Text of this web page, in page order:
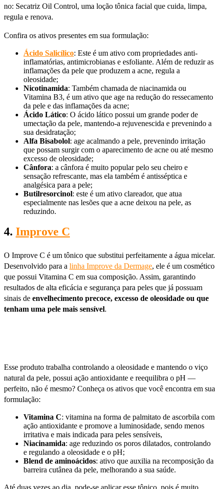
no: Secatriz Oil Control, uma loção tônica facial que cuida, limpa,
regula e renova.
Confira os ativos presentes em sua formulação:
Ácido Salicílico: Este é um ativo com propriedades anti-
inflamatórias, antimicrobianas e esfoliante. Além de reduzir as
inflamações da pele que produzem a acne, regula a
oleosidade;
Nicotinamida: Também chamada de niacinamida ou
Vitamina B3, é um ativo que age na redução do ressecamento
da pele e das inflamações da acne;
Ácido Lático: O ácido lático possui um grande poder de
umectação da pele, mantendo-a rejuvenescida e prevenindo a
sua desidratação;
Alfa Bisabolol: age acalmando a pele, prevenindo irritação
que possam surgir com o aparecimento de acne ou até mesmo
excesso de oleosidade;
Cânfora: a cânfora é muito popular pelo seu cheiro e
sensação refrescante, mas ela também é antisséptica e
analgésica para a pele;
Butilresorcinol: este é um ativo clareador, que atua
especialmente nas lesões que a acne deixou na pele, as
reduzindo.
4. Improve C
O Improve C é um tônico que substitui perfeitamente a água micelar.
Desenvolvido para a linha Improve da Dermage, ele é um cosmético
que possui Vitamina C em sua composição. Assim, garantindo
resultados de alta eficácia e segurança para peles que já possuam
sinais de envelhecimento precoce, excesso de oleosidade ou que
tenham uma pele mais sensível.
Esse produto trabalha controlando a oleosidade e mantendo o viço
natural da pele, possui ação antioxidante e reequilibra o pH —
perfeito, não é mesmo? Conheça os ativos que você encontra em sua
formulação:
Vitamina C: vitamina na forma de palmitato de ascorbila com
ação antioxidante e promove a luminosidade, sendo menos
irritativa e mais indicada para peles sensíveis,
Niacinamida: age reduzindo os poros dilatados, controlando
e regulando a oleosidade e o pH;
Blend de aminoácidos: ativo que auxilia na recomposição da
barreira cutânea da pele, melhorando a sua saúde.